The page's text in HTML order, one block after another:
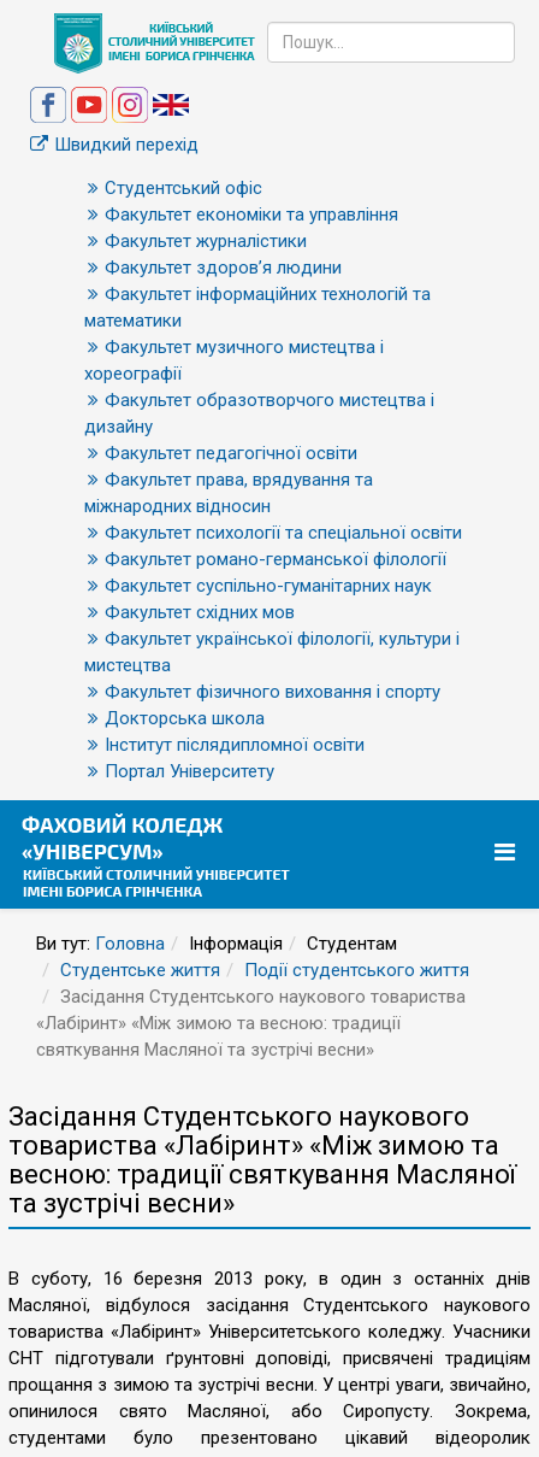
Швидкий перехід
Студентський офіс
Факультет економіки та управління
Факультет журналістики
Факультет здоров’я людини
Факультет інформаційних технологій та
математики
Факультет музичного мистецтва і
хореографії
Факультет образотворчого мистецтва і
дизайну
Факультет педагогічної освіти
Факультет права, врядування та
міжнародних відносин
Факультет психології та спеціальної освіти
Факультет романо-германської філології
Факультет суспільно-гуманітарних наук
Факультет східних мов
Факультет української філології, культури і
мистецтва
Факультет фізичного виховання і спорту
Докторська школа
Інститут післядипломної освіти
Портал Університету
Ви тут: Головна Інформація
Студентам
Студентське життя
Події студентського життя
Засідання Студентського наукового товариства
«Лабіринт» «Між зимою та весною: традиції
святкування Масляної та зустрічі весни»
Засідання Студентського наукового
товариства «Лабіринт» «Між зимою та
весною: традиції святкування Масляної
та зустрічі весни»
В суботу, 16 березня 2013 року, в один з останніх днів
Масляної, відбулося засідання Студентського наукового
товариства «Лабіринт» Університетського коледжу. Учасники
СНТ підготували ґрунтовні доповіді, присвячені традиціям
прощання з зимою та зустрічі весни. У центрі уваги, звичайно,
опинилося свято Масляної, або Сиропусту. Зокрема,
студентами було презентовано цікавий відеоролик